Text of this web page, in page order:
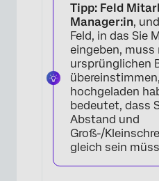
Tipp: Feld
Manager:in,
Feld, in das Sie
eingeben, muss
ursprünglichen
hochgeladen
bedeutet, dass
Abstand und
Groß-/
gleich sein